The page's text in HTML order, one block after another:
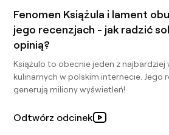
Fenomen Książula i lament
jego recenzjach - jak radzić
opinią?
Książulo to obecnie jeden z
kulinarnych w polskim internecie. Jego
generują miliony wyświetleń!
Odtwórz odcinek